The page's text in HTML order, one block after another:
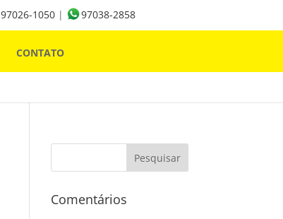
97026-1050| 97038-2858
CONTATO
Comentários